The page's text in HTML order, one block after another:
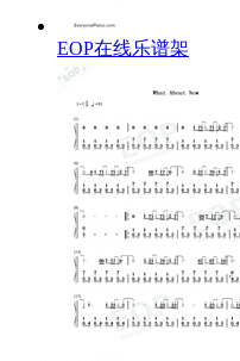
EOP在线乐谱架